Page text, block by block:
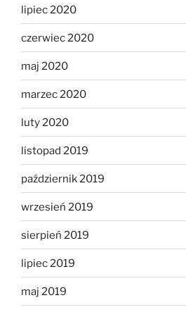
lipiec 2020
czerwiec 2020
maj 2020
marzec 2020
luty 2020
listopad 2019
październik 2019
wrzesień 2019
sierpień 2019
lipiec 2019
maj 2019